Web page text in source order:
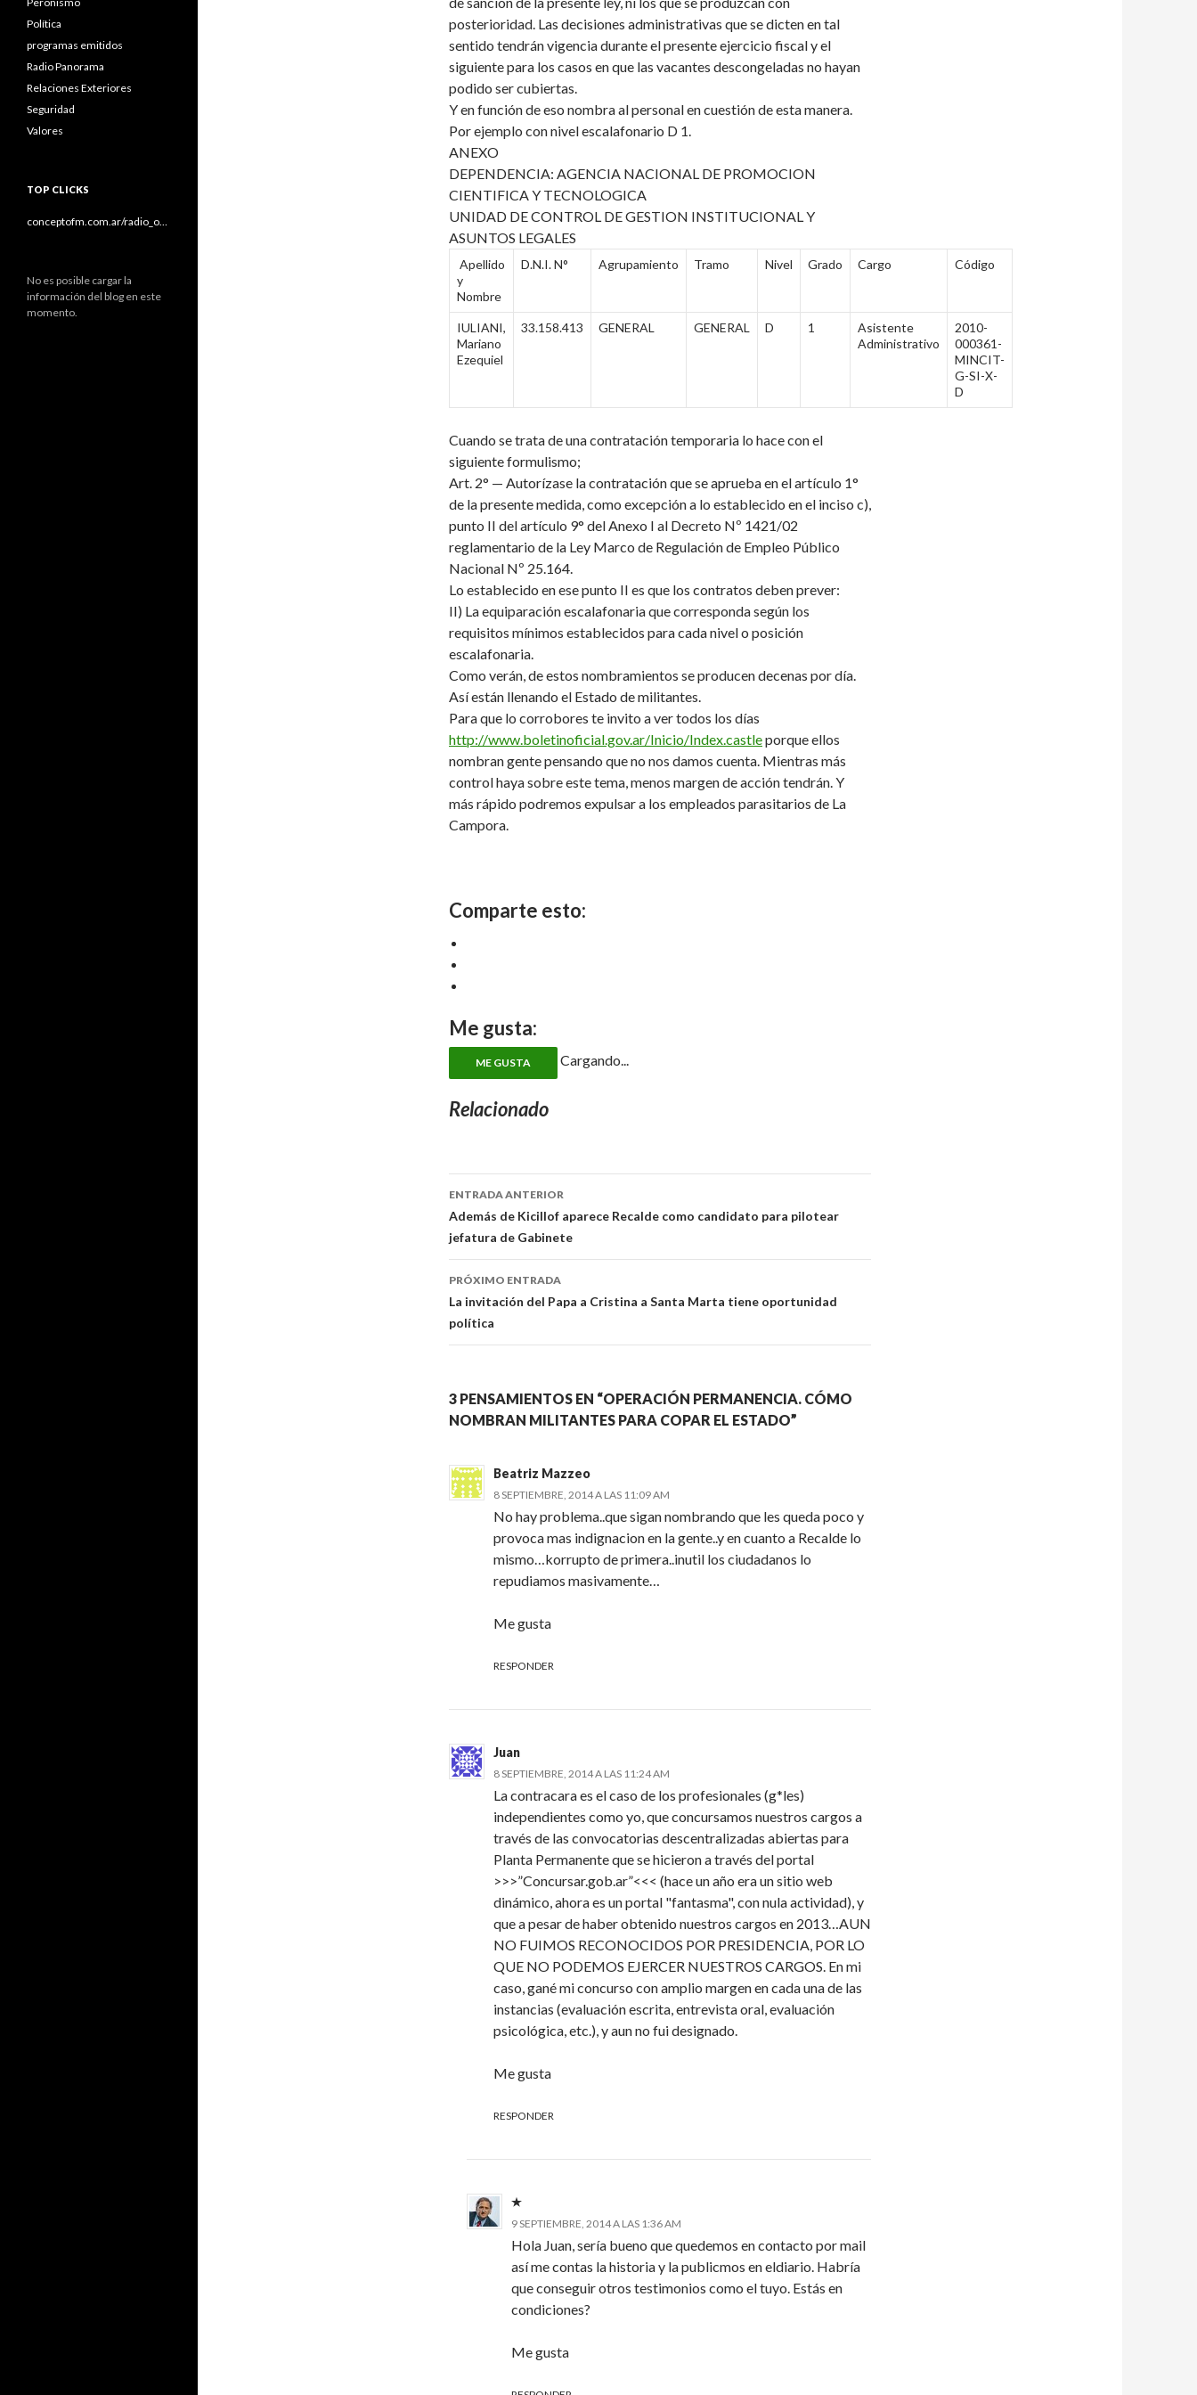
posterioridad. Las decisiones administrativas que se dicten en tal
sentido tendrán vigencia durante el presente ejercicio fiscal y el
siguiente para los casos en que las vacantes descongeladas no hayan
podido ser cubiertas.
Y en función de eso nombra al personal en cuestión de esta manera.
Por ejemplo con nivel escalafonario D 1.
ANEXO
DEPENDENCIA: AGENCIA NACIONAL DE PROMOCION
CIENTIFICA Y TECNOLOGICA
UNIDAD DE CONTROL DE GESTION INSTITUCIONAL Y
ASUNTOS LEGALES
Apellido
y
Nombre
D.N.I. N° Agrupamiento Tramo Nivel Grado Cargo Código
IULIANI,
Mariano
Ezequiel
33.158.413 GENERAL GENERAL D 1
Asistente
Administrativo
2010-
000361-
MINCIT-
G-SI-X-
D
Cuando se trata de una contratación temporaria lo hace con el
siguiente formulismo;
Art. 2° — Autorízase la contratación que se aprueba en el artículo 1°
de la presente medida, como excepción a lo establecido en el inciso c),
punto II del artículo 9° del Anexo I al Decreto Nº 1421/02
reglamentario de la Ley Marco de Regulación de Empleo Público
Nacional Nº 25.164.
Lo establecido en ese punto II es que los contratos deben prever:
II) La equiparación escalafonaria que corresponda según los
requisitos mínimos establecidos para cada nivel o posición
escalafonaria.
Como verán, de estos nombramientos se producen decenas por día.
Así están llenando el Estado de militantes.
Para que lo corrobores te invito a ver todos los días
http://www.boletinoficial.gov.ar/Inicio/Index.castleporque ellos
nombran gente pensando que no nos damos cuenta. Mientras más
control haya sobre este tema, menos margen de acción tendrán. Y
más rápido podremos expulsar a los empleados parasitarios de La
Campora.
Comparte esto:
Me gusta:
ME GUSTA Cargando...
Relacionado
Navegador
de
artículos
ENTRADA ANTERIOR
Además de Kicillof aparece Recalde como candidato para pilotear
jefatura de Gabinete
PRÓXIMO ENTRADA
La invitación del Papa a Cristina a Santa Marta tiene oportunidad
política
3 PENSAMIENTOS EN “OPERACIÓN PERMANENCIA. CÓMO
NOMBRAN MILITANTES PARA COPAR EL ESTADO”
Beatriz Mazzeo
8 SEPTIEMBRE, 2014 A LAS 11:09 AM
No hay problema..que sigan nombrando que les queda poco y
provoca mas indignacion en la gente..y en cuanto a Recalde lo
mismo…korrupto de primera..inutil los ciudadanos lo
repudiamos masivamente…
Me gusta
RESPONDER
Juan
8 SEPTIEMBRE, 2014 A LAS 11:24 AM
La contracara es el caso de los profesionales (g*les)
independientes como yo, que concursamos nuestros cargos a
través de las convocatorias descentralizadas abiertas para
Planta Permanente que se hicieron a través del portal
>>>”Concursar.gob.ar”<<< (hace un año era un sitio web
dinámico, ahora es un portal "fantasma", con nula actividad), y
que a pesar de haber obtenido nuestros cargos en 2013…AUN
NO FUIMOS RECONOCIDOS POR PRESIDENCIA, POR LO
QUE NO PODEMOS EJERCER NUESTROS CARGOS. En mi
caso, gané mi concurso con amplio margen en cada una de las
instancias (evaluación escrita, entrevista oral, evaluación
psicológica, etc.), y aun no fui designado.
Me gusta
RESPONDER
9 SEPTIEMBRE, 2014 A LAS 1:36 AM
Hola Juan, sería bueno que quedemos en contacto por mail
así me contas la historia y la publicmos en eldiario. Habría
que conseguir otros testimonios como el tuyo. Estás en
condiciones?
Me gusta
Política
programas emitidos
Radio Panorama
Relaciones Exteriores
Seguridad
Valores
TOP CLICKS
conceptofm.com.ar/radio_o…
No es posible cargar la
información del blog en este
momento.